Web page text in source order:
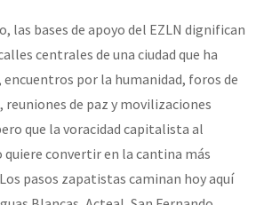
las bases de apoyo del EZLN dignifican
centrales de una ciudad que ha
por la humanidad, foros de
reuniones de paz y movilizaciones
que la voracidad capitalista al
convertir en la cantina más
pasos zapatistas caminan hoy aquí